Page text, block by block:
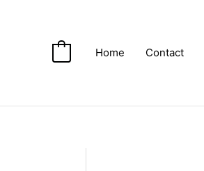
Home Contact